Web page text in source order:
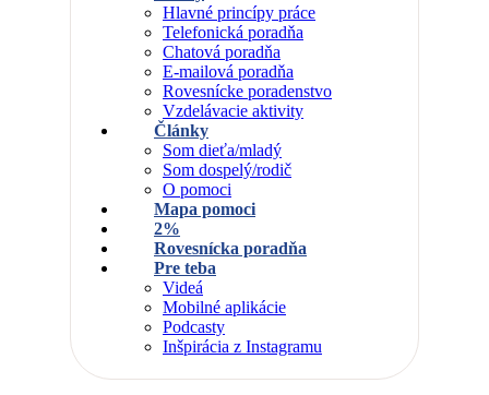
Hlavné princípy práce
Telefonická poradňa
Chatová poradňa
E-mailová poradňa
Rovesnícke poradenstvo
Vzdelávacie aktivity
Články
Som dieťa/mladý
Som dospelý/rodič
O pomoci
Mapa pomoci
2%
Rovesnícka poradňa
Pre teba
Videá
Mobilné aplikácie
Podcasty
Inšpirácia z Instagramu